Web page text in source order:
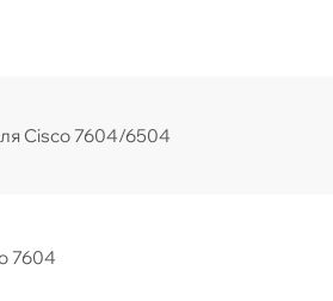
Cisco 7604/6504
7604